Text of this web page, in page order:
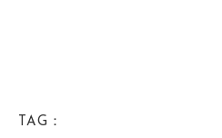
TAG：